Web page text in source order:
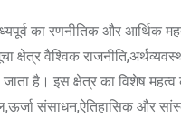
का रणनीतिक और आर्थिक
क्षेत्र वैश्विक
जाता है। इस क्षेत्र का विशेष
संसाधन,ऐतिहासिक और